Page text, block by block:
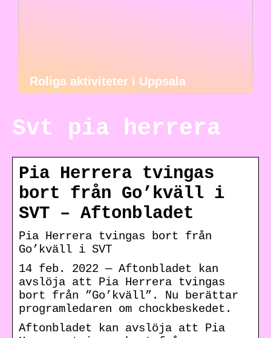
Roliga aktiviteter i Uppsala
Svt pia herrera
Pia Herrera tvingas
bort från Go’kväll i
SVT – Aftonbladet
Pia Herrera tvingas bort från
Go’kväll i SVT
14 feb. 2022 — Aftonbladet kan
avslöja att Pia Herrera tvingas
bort från ”Go’kväll”. Nu berättar
programledaren om chockbeskedet.
Aftonbladet kan avslöja att Pia